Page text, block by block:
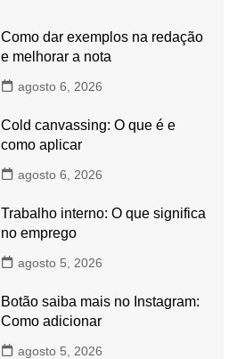
Como dar exemplos na redação
e melhorar a nota
agosto 6, 2026
Cold canvassing: O que é e
como aplicar
agosto 6, 2026
Trabalho interno: O que significa
no emprego
agosto 5, 2026
Botão saiba mais no Instagram:
Como adicionar
agosto 5, 2026